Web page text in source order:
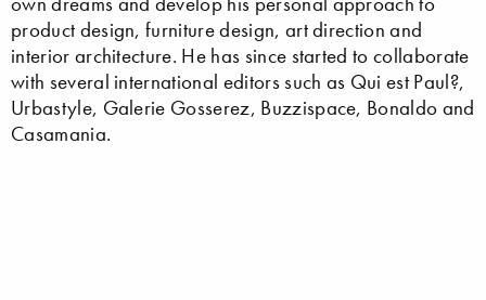
product design, furniture design, art direction and
interior architecture. He has since started to collaborate
with several international editors such as Qui est Paul?,
Urbastyle, Galerie Gosserez, Buzzispace, Bonaldo and
Casamania.